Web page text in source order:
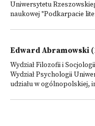
Uniwersytetu
naukowej "Podkarpacie
Edward Abramowski
Wydział Filozofii i
Wydział Psychologii
udziału w ogólnopolskiej,